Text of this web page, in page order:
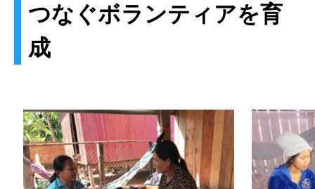
つなぐボランティアを育
成